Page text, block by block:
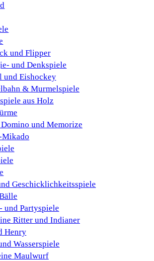
und Flipper
und Denkspiele
und Eishockey
& Murmelspiele
aus Holz
Domino und Memorize
Mikado
Geschicklichkeitsspiele
und Partyspiele
Ritter und Indianer
Henry
Wasserspiele
Maulwurf